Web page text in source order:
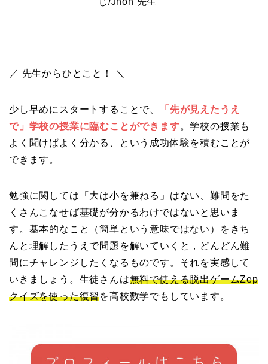
／ 先生からひとこと！ ＼
少し早めにスタートすることで、
「先が見えたうえ
で」 学校の授業に臨むことができます。学校の授業も
よく聞けばよく分かる、
という成功体験を積むことが
できます。
勉強に関しては「大は小を兼ねる」はない、 難問をた
くさんこなせば基礎が分かるわけではないと思いま
す。基本的なこと（簡単という意味ではない）
をきち
んと理解したうえで問題を解いていくと， どんどん難
問にチャレンジしたくなるものです。 それを実感して
いきましょう。生徒さんは無料で使える脱出ゲームZep
クイズを使った復習を高校数学でもしています。